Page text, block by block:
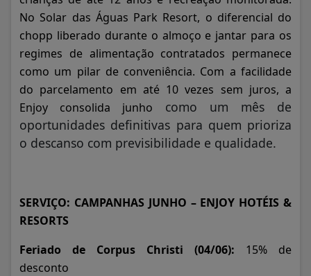
No Solar das Águas Park Resort, o diferencial do
chopp liberado durante o almoço e jantar para os
regimes de alimentação contratados permanece
como um pilar de conveniência. Com a facilidade
do parcelamento em até 10 vezes sem juros, a
Enjoy consolida junho como um mês de
oportunidades definitivas para quem prioriza
o descanso com previsibilidade e qualidade.
SERVIÇO: CAMPANHAS JUNHO – ENJOY HOTÉIS &
RESORTS
Feriado de Corpus Christi (04/06): 15% de
desconto